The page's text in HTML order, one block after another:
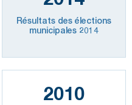
Résultats des élections
municipales 2014
2010